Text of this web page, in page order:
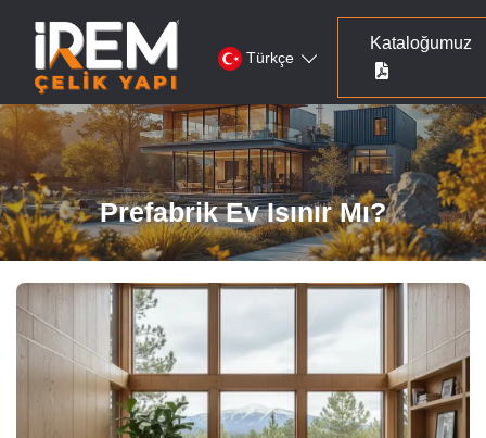
Türkçe
Kataloğumuz
Prefabrik Ev Isınır Mı?